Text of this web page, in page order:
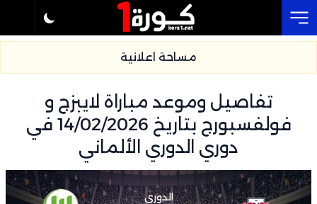
مساحة اعلانية
تفاصيل وموعد مباراة لايبزج و
فولفسبورج بتاريخ 14/02/2026 في
دوري الدوري الألماني
الدوري